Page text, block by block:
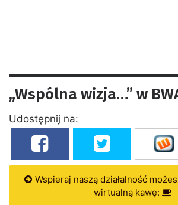
„Wspólna wizja…” w
Udostępnij na:
Wspieraj naszą działalność
wirtualną kawę: